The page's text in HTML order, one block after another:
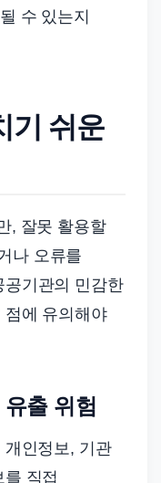
수 있는지
기 쉬운
, 잘못 활용할
나 오류를
공기관의 민감한
점에 유의해야
출 위험
개인정보, 기관
직접